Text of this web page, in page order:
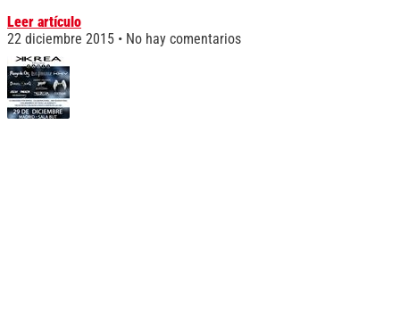
Leer artículo
22 diciembre 2015
No hay comentarios